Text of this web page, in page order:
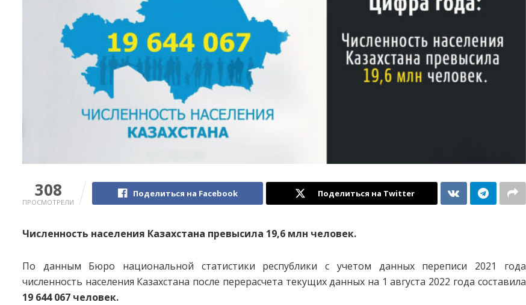
308
ПРОСМОТРЕЛИ
Поделиться на Facebook Поделиться на Twitter
Численность населения Казахстана превысила 19,6 млн человек.
По данным Бюро национальной статистики республики с учетом данных переписи 2021 года
численность населения Казахстана после перерасчета текущих данных на 1 августа 2022 года составила
19 644 067 человек.